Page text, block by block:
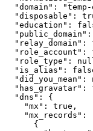
"domain":
"disposable":
"education":
"public_domain":
"relay_domain":
"role_account":
"role_type":
"is_alias":
"did_you_mean":
"has_gravatar":
  "dns": {
    "mx": true,
"mx_records":
      {